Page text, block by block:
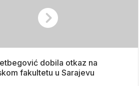
dobila otkaz na
fakultetu u Sarajevu